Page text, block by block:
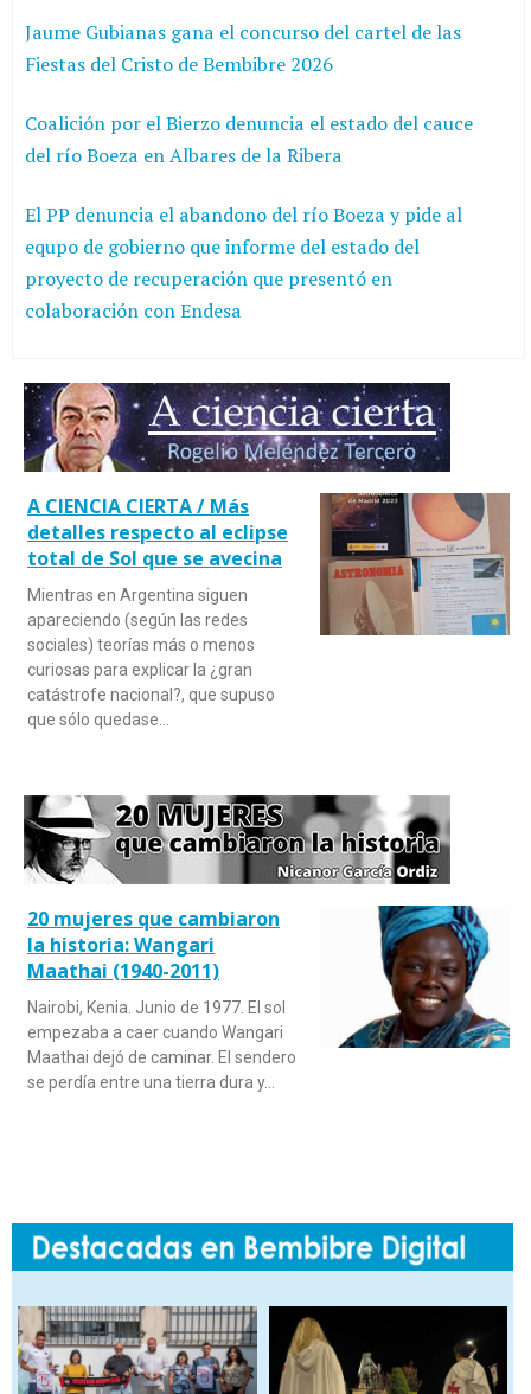
Jaume Gubianas gana el concurso del cartel de las
Fiestas del Cristo de Bembibre 2026
Coalición por el Bierzo denuncia el estado del cauce
del río Boeza en Albares de la Ribera
El PP denuncia el abandono del río Boeza y pide al
equpo de gobierno que informe del estado del
proyecto de recuperación que presentó en
colaboración con Endesa
A CIENCIA CIERTA / Más
detalles respecto al eclipse
total de Sol que se avecina
Mientras en Argentina siguen
apareciendo (según las redes
sociales) teorías más o menos
curiosas para explicar la ¿gran
catástrofe nacional?, que supuso
que sólo quedase…
20 mujeres que cambiaron
la historia: Wangari
Maathai (1940-2011)
Nairobi, Kenia. Junio de 1977. El sol
empezaba a caer cuando Wangari
Maathai dejó de caminar. El sendero
se perdía entre una tierra dura y…